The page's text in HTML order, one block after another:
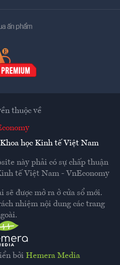
ấn phẩm
bởi Hemera Media
thuộc về
học Kinh tế Việt Nam
này phải có sự chấp thuận
tế Việt Nam - VnEconomy
sẽ được mở ra ở cửa sổ mới.
nhiệm nội dung các trang